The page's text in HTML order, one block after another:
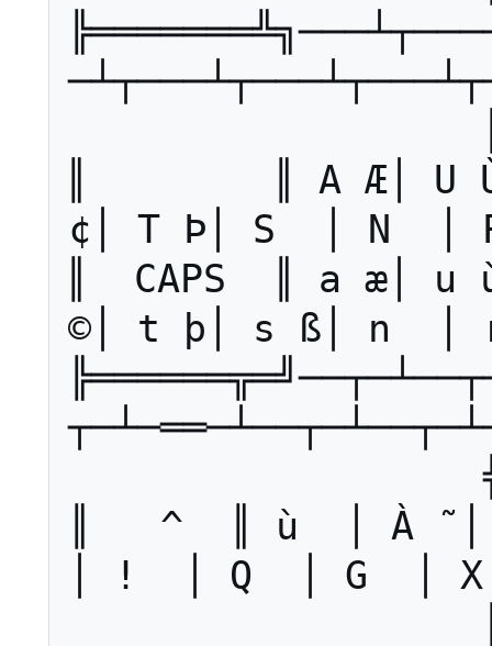
║        ║ A Æ│ U
¢│ T Þ│ S  │ N
║  CAPS  ║ a æ│
©│ t þ│ s ß│ n  │
║   ^  ║ ù  │ À ˜│
│ !  │ Q  │ G  │